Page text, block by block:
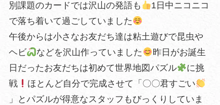
別課題のカードでは沢山の発語も
1日中ニコニコ
で落ち着いて過ごしていました
午後からは小さなお友だち達は粘土遊びで昆虫や
ヘビ
などを沢山作っていました
昨日がお誕生
日だったお友だちは初めて世界地図パズル
に挑
戦
ほとんど自分で完成させて「〇〇君すごい
」とパズルが得意なスタッフもびっくりしていま